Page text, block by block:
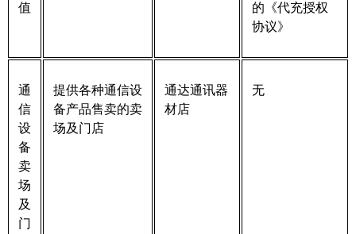
值
的《代充授权
协议》
通
信
设
备
卖
场
及
门
提供各种通信设
备产品售卖的卖
场及门店
通达通讯器
材店
无